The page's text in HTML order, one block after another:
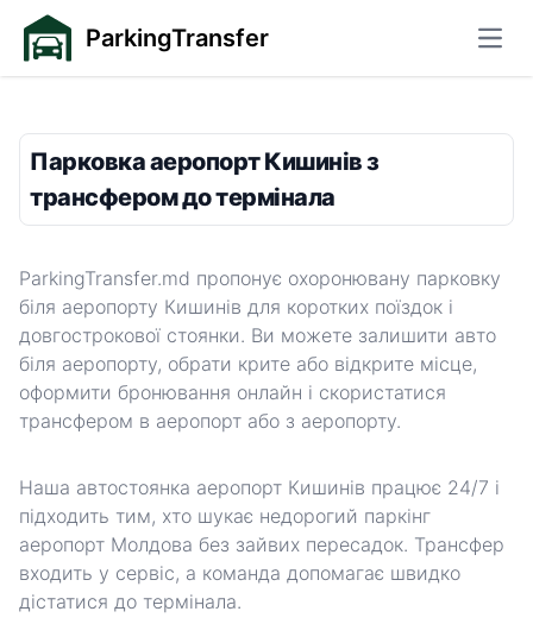
ParkingTransfer
Парковка аеропорт Кишинів з
трансфером до термінала
ParkingTransfer.md пропонує охоронювану парковку
біля аеропорту Кишинів для коротких поїздок і
довгострокової стоянки. Ви можете залишити авто
біля аеропорту, обрати крите або відкрите місце,
оформити бронювання онлайн і скористатися
трансфером в аеропорт або з аеропорту.
Наша автостоянка аеропорт Кишинів працює 24/7 і
підходить тим, хто шукає недорогий паркінг
аеропорт Молдова без зайвих пересадок. Трансфер
входить у сервіс, а команда допомагає швидко
дістатися до термінала.